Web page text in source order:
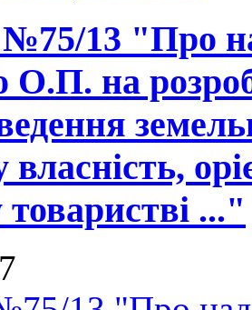
13 "Про
О.П. на
власність,
..."